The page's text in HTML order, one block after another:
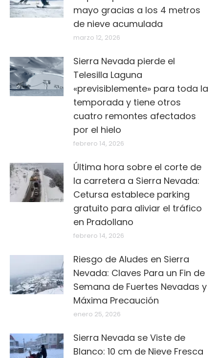
mayo gracias a los 4 metros
de nieve acumulada
marzo 12, 2026
Sierra Nevada pierde el
Telesilla Laguna
«previsiblemente» para toda la
temporada y tiene otros
cuatro remontes afectados
por el hielo
febrero 14, 2026
Última hora sobre el corte de
la carretera a Sierra Nevada:
Cetursa establece parking
gratuito para aliviar el tráfico
en Pradollano
febrero 14, 2026
Riesgo de Aludes en Sierra
Nevada: Claves Para un Fin de
Semana de Fuertes Nevadas y
Máxima Precaución
enero 25, 2026
Sierra Nevada se Viste de
Blanco: 10 cm de Nieve Fresca